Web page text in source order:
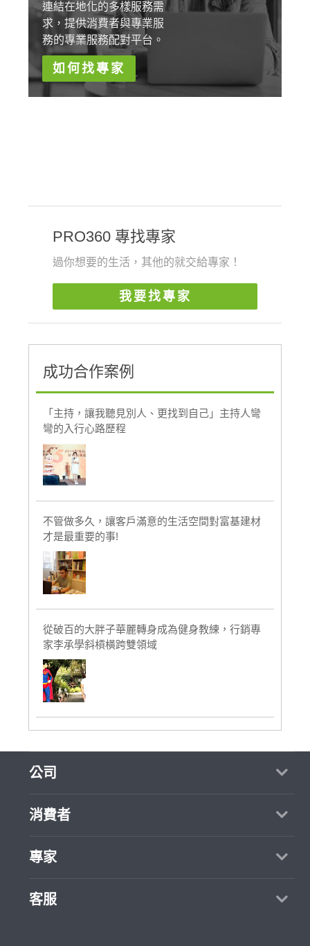
連結在地化的多樣服務需
求，提供消費者與專業服
務的專業服務配對平台。
如何找專家
PRO360 專找專家
過你想要的生活，其他的就交給專家！
我要找專家
成功合作案例
「主持，讓我聽見別人、更找到自己」主持人彎
彎的入行心路歷程
不管做多久，讓客戶滿意的生活空間對富基建材
才是最重要的事!
從破百的大胖子華麗轉身成為健身教練，行銷專
家李承學斜槓橫跨雙領域
公司
關於我們
部落格
加入我們
消費者
買服務
熱門服務
專家
找案件
客服